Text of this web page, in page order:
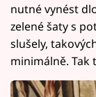
nutné vynést
zelené šaty s
slušely,
minimálně. Tak